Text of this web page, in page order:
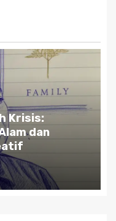
di
Bisnis dan
Kekuasaan